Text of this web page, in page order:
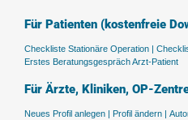
Für Patienten (kostenfreie
Checkliste Stationäre Operation |
Erstes Beratungsgespräch Arzt-Patient
Für Ärzte, Kliniken, OP-
Neues Profil anlegen | Profil ändern |